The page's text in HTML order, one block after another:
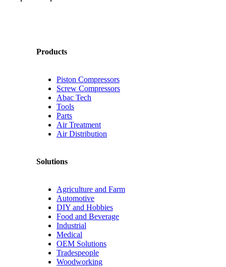
Products
Piston Compressors
Screw Compressors
Abac Tech
Tools
Parts
Air Treatment
Air Distribution
Solutions
Agriculture and Farm
Automotive
DIY and Hobbies
Food and Beverage
Industrial
Medical
OEM Solutions
Tradespeople
Woodworking